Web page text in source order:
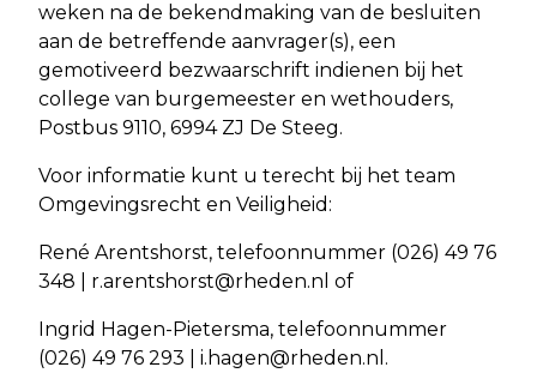
weken na de bekendmaking van de besluiten
aan de betreffende aanvrager(s), een
gemotiveerd bezwaarschrift indienen bij het
college van burgemeester en wethouders,
Postbus 9110, 6994 ZJ De Steeg.
Voor informatie kunt u terecht bij het team
Omgevingsrecht en Veiligheid:
René Arentshorst, telefoonnummer (026) 49 76
348 | r.arentshorst@rheden.nl of
Ingrid Hagen-Pietersma, telefoonnummer
(026) 49 76 293 | i.hagen@rheden.nl .